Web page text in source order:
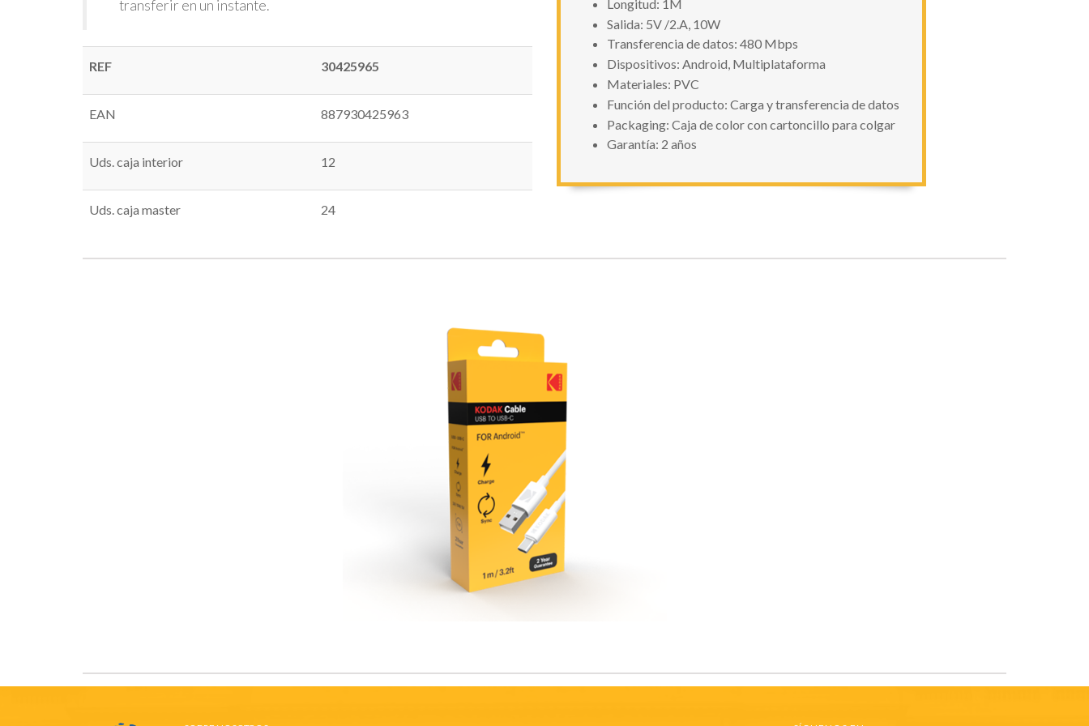
transferir en un instante.
REF 30425965
EAN 887930425963
Uds. caja interior 12
Uds. caja master 24
Longitud: 1M
Salida: 5V /2.A, 10W
Transferencia de datos: 480 Mbps
Dispositivos: Android, Multiplataforma
Materiales: PVC
Función del producto: Carga y transferencia de datos
Packaging: Caja de color con cartoncillo para colgar
Garantía: 2 años